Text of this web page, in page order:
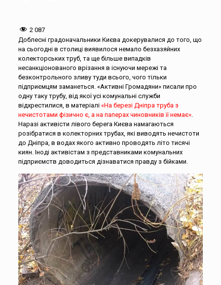
2 087
Доблесні градоначальники Києва докерувалися до того, що
на сьогодні в столиці виявилося немало безхазяйних
колекторських труб, та ще більше випадків
несанкціонованого врізання в існуючи мережі та
безконтрольного зливу туди всього, чого тільки
підприємцям заманеться. «Активні Громадяни» писали про
одну таку трубу, від якої усі комунальні служби
відхрестилися, в матеріалі «На березі Дніпра труба з
нечистотами фізично є, а на паперах чиновників її немає».
Наразі активісти лівого берега Києва намагаються
розібратися в колекторних трубах, які виводять нечистоти
до Дніпра, в водах якого активно проводять літо тисячі
киян. Іноді активістам з представниками комунальних
підприємств доводиться дізнаватися правду з бійками.